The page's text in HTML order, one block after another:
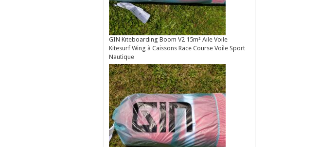
GIN Kiteboarding Boom V2 15m² Aile Voile
Kitesurf Wing à Caissons Race Course Voile Sport
Nautique